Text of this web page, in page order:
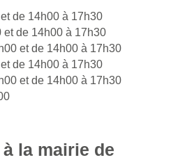
de 14h00 à 17h30
et de 14h00 à 17h30
et de 14h00 à 17h30
de 14h00 à 17h30
et de 14h00 à 17h30
la mairie de